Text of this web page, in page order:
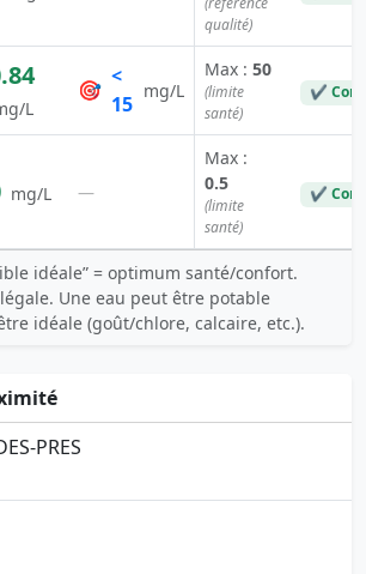
qualité)
L
🎯
<
15
mg/L
Max : 50
(limite
santé)
✔
mg/L —
Max :
0.5
(limite
santé)
✔
idéale” = optimum santé/confort.
Une eau peut être potable
idéale (goût/chlore, calcaire, etc.).
PRES